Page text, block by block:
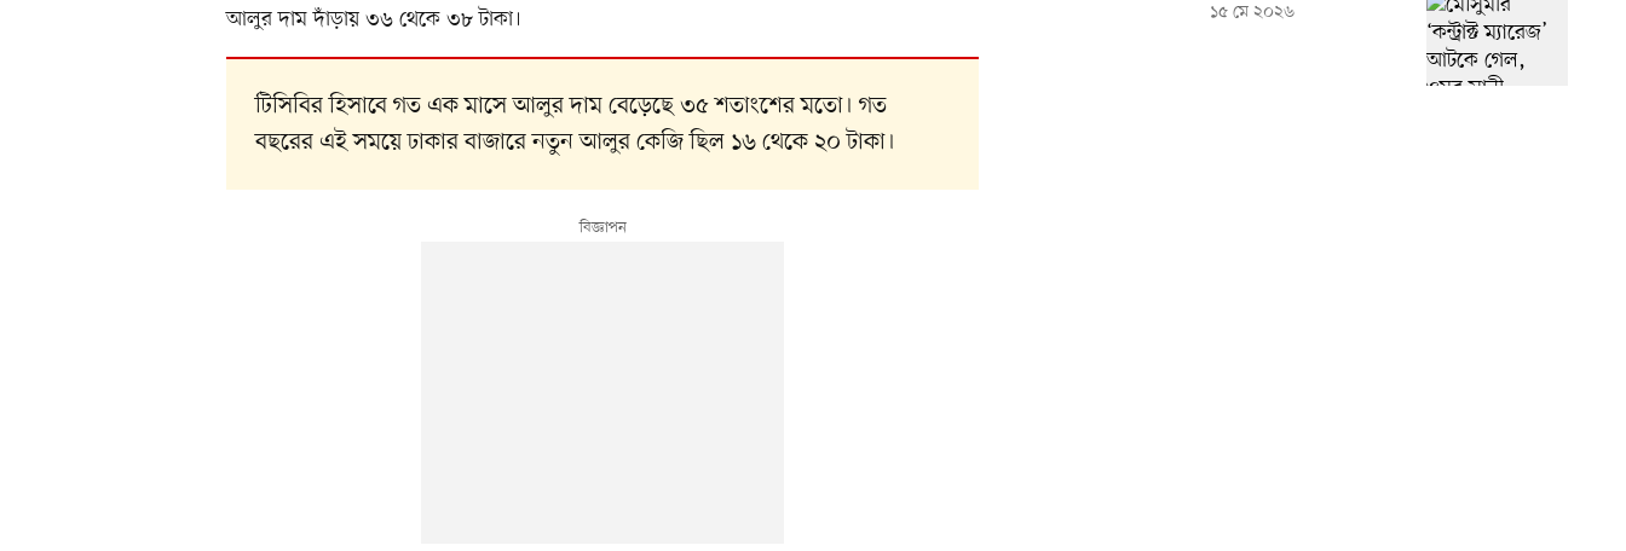
আলুর দাম দাঁড়ায় ৩৬ থেকে ৩৮ টাকা।
টিসিবির হিসাবে গত এক মাসে আলুর দাম বেড়েছে ৩৫ শতাংশের মতো। গত
বছরের এই সময়ে ঢাকার বাজারে নতুন আলুর কেজি ছিল ১৬ থেকে ২০ টাকা।
১৫ মে ২০২৬